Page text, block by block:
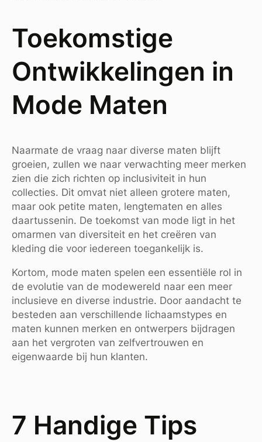
Toekomstige
Ontwikkelingen in
Mode Maten
Naarmate de vraag naar diverse maten blijft
groeien, zullen we naar verwachting meer merken
zien die zich richten op inclusiviteit in hun
collecties. Dit omvat niet alleen grotere maten,
maar ook petite maten, lengtematen en alles
daartussenin. De toekomst van mode ligt in het
omarmen van diversiteit en het creëren van
kleding die voor iedereen toegankelijk is.
Kortom, mode maten spelen een essentiële rol in
de evolutie van de modewereld naar een meer
inclusieve en diverse industrie. Door aandacht te
besteden aan verschillende lichaamstypes en
maten kunnen merken en ontwerpers bijdragen
aan het vergroten van zelfvertrouwen en
eigenwaarde bij hun klanten.
7 Handige Tips